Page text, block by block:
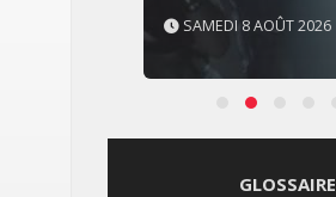
SAMEDI 8 AOÛT 2026
GLOSSAIRE